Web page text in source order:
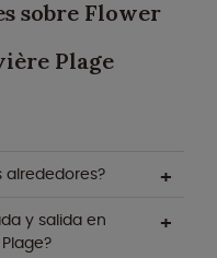
sobre Flower
Plage
alrededores?
y salida en